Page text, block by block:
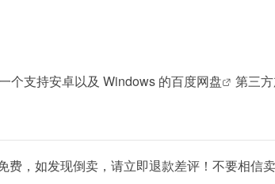
个支持安卓以及 Windows 的百度网盘 第三
费，如发现倒卖，请立即退款差评！不要相信